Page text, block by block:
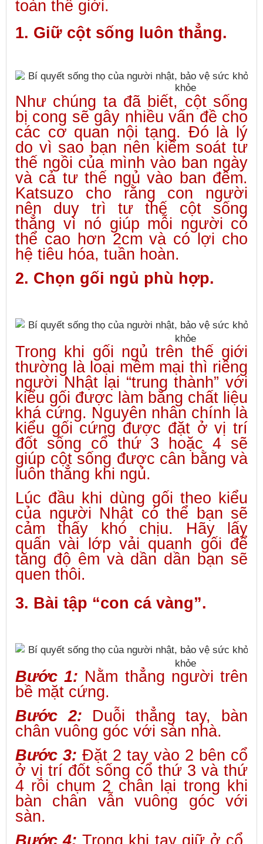
toàn thế giới.
1. Giữ cột sống luôn thẳng.
Như chúng ta đã biết, cột sống
bị cong sẽ gây nhiều vấn đề cho
các cơ quan nội tạng. Đó là lý
do vì sao bạn nên kiểm soát tư
thế ngồi của mình vào ban ngày
và cả tư thế ngủ vào ban đêm.
Katsuzo cho rằng con người
nên duy trì tư thế cột sống
thẳng vì nó giúp mỗi người có
thể cao hơn 2cm và có lợi cho
hệ tiêu hóa, tuần hoàn.
2. Chọn gối ngủ phù hợp.
Trong khi gối ngủ trên thế giới
thường là loại mềm mại thì riêng
người Nhật lại “trung thành” với
kiểu gối được làm bằng chất liệu
khá cứng. Nguyên nhân chính là
kiểu gối cứng được đặt ở vị trí
đốt sống cổ thứ 3 hoặc 4 sẽ
giúp cột sống được cân bằng và
luôn thẳng khi ngủ.
Lúc đầu khi dùng gối theo kiểu
của người Nhật có thể bạn sẽ
cảm thấy khó chịu. Hãy lấy
quấn vài lớp vải quanh gối để
tăng độ êm và dần dần bạn sẽ
quen thôi.
3. Bài tập “con cá vàng”.
Bước 1: Nằm thẳng người trên
bề mặt cứng.
Bước 2: Duỗi thẳng tay, bàn
chân vuông góc với sàn nhà.
Bước 3: Đặt 2 tay vào 2 bên cổ
ở vị trí đốt sống cổ thứ 3 và thứ
4 rồi chụm 2 chân lại trong khi
bàn chân vẫn vuông góc với
sàn.
Bước 4: Trong khi tay giữ ở cổ,